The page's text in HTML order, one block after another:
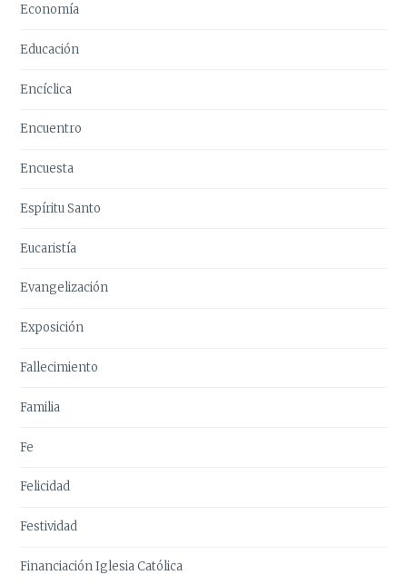
Economía
Educación
Encíclica
Encuentro
Encuesta
Espíritu Santo
Eucaristía
Evangelización
Exposición
Fallecimiento
Familia
Fe
Felicidad
Festividad
Financiación Iglesia Católica